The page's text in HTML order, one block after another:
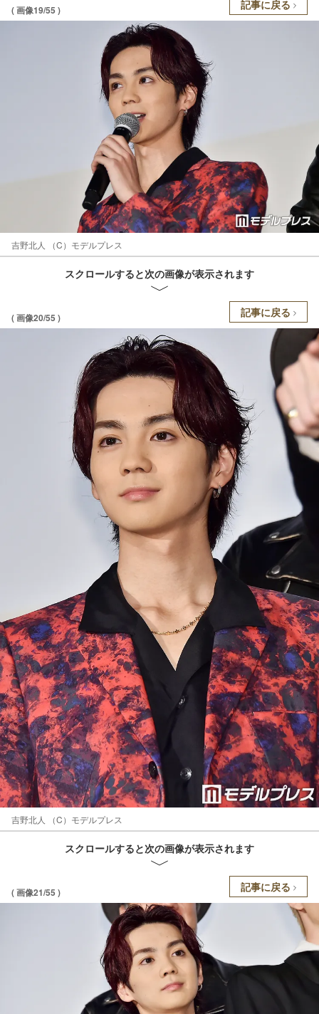
( 画像19/55 ) 記事に戻る
吉野北人 （C）モデルプレス
スクロールすると次の画像が表示されます
( 画像20/55 ) 記事に戻る
吉野北人 （C）モデルプレス
スクロールすると次の画像が表示されます
( 画像21/55 ) 記事に戻る